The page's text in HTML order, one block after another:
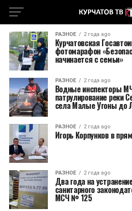
РАЗНОЕ 2 года ago
Курчатовская
фотомарафон
начинается с семьи»
РАЗНОЕ 2 года ago
Водные инспекторы
патрулирование реки
села Малые Угоны до
РАЗНОЕ 2 года ago
Игорь Корпунков в
РАЗНОЕ 2 года ago
Два года на
санитарного
МСЧ № 125